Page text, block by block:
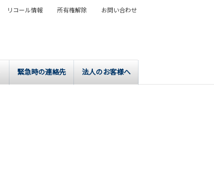
緊急時の連絡先 法人のお客様へ
リコール情報 所有権解除 お問い合わせ